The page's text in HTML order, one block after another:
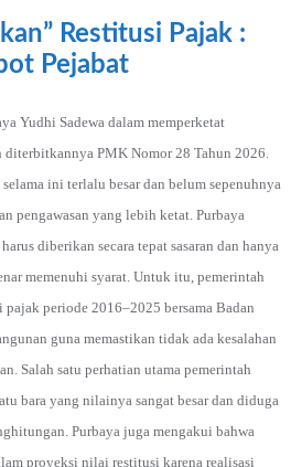
Restitusi Pajak :
Pejabat
Yudhi Sadewa dalam memperketat
diterbitkannya PMK Nomor 28 Tahun 2026.
ini terlalu besar dan belum sepenuhnya
pengawasan yang lebih ketat. Purbaya
diberikan secara tepat sasaran dan hanya
memenuhi syarat. Untuk itu, pemerintah
periode 2016–2025 bersama Badan
guna memastikan tidak ada kesalahan
Salah satu perhatian utama pemerintah
bara yang nilainya sangat besar dan diduga
Purbaya juga mengakui bahwa
proyeksi nilai restitusi karena realisasi